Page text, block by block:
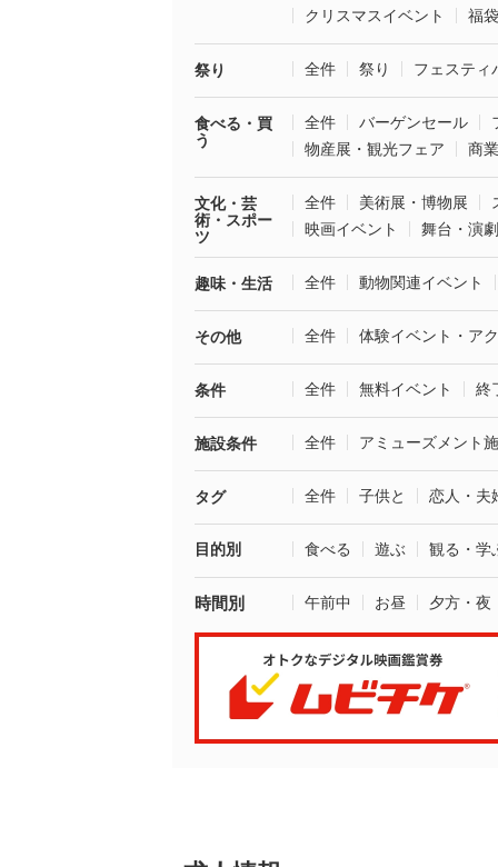
クリスマスイベント
福
祭り 全件 祭り フェスティ
食べる・買
う
全件 バーゲンセール
物産展・観光フェア
商
文化・芸
術・スポー
ツ
全件 美術展・博物展
映画イベント
舞台・演劇
趣味・生活 全件 動物関連イベント
その他 全件 体験イベント・ア
条件 全件 無料イベント 終
施設条件 全件 アミューズメント
タグ 全件 子供と 恋人・夫
目的別 食べる 遊ぶ 観る・学
時間別 午前中 お昼 夕方・夜